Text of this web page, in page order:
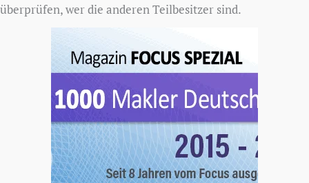
überprüfen, wer die anderen Teilbesitzer sind.